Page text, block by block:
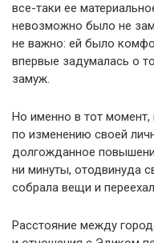
все-таки ее
невозможно было не
не важно: ей было
впервые задумалась о
замуж.
Но именно в тот момент,
по изменению своей
долгожданное
ни минуты, отодвинуда
собрала вещи и
Расстояние между